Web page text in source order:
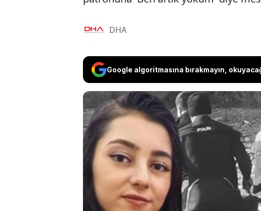
DHA
Google algoritmasına bırakmayın,
Adana'da deniz
bulunan 15
patronuna 'Ben
ortaya çıktı.